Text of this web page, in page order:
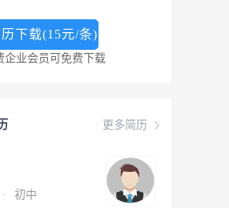
下载(15元/条)
企业会员可免费下载
更多简历
· 初中